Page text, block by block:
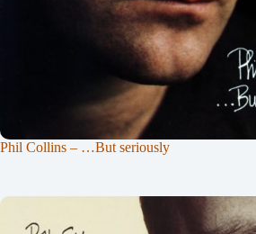
Phil Collins – …But seriously